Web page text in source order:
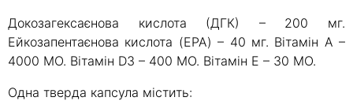
Докозагексаєнова кислота (ДГК) – 200 мг.
Ейкозапентаєнова кислота (EPA) – 40 мг. Вітамін А –
4000 МО. Вітамін D3 – 400 МО. Вітамін Е – 30 МО.
Одна тверда капсула містить: